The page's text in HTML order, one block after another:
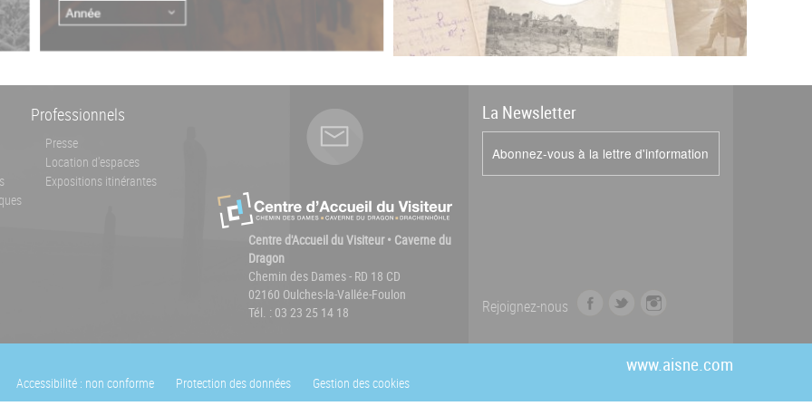
Professionnels
Presse
Location d'espaces
Expositions itinérantes
Centre d'Accueil du Visiteur • Caverne du
Dragon
Chemin des Dames - RD 18 CD
02160 Oulches-la-Vallée-Foulon
Tél. : 03 23 25 14 18
La Newsletter
Abonnez-vous à la lettre d'information
Rejoignez-nous
c
o
i
e
s
t
g
Accessibilité : non conforme Protection des données Gestion des cookies
www.aisne.com